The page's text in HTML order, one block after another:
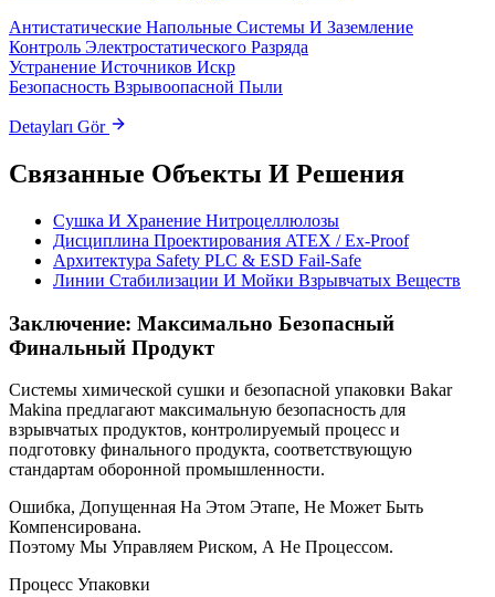
Антистатические Напольные Системы И Заземление
Контроль Электростатического Разряда
Устранение Источников Искр
Безопасность Взрывоопасной Пыли
Detayları Gör
Связанные Объекты И Решения
Сушка И Хранение Нитроцеллюлозы
Дисциплина Проектирования ATEX / Ex-Proof
Архитектура Safety PLC & ESD Fail-Safe
Линии Стабилизации И Мойки Взрывчатых Веществ
Заключение: Максимально Безопасный
Финальный Продукт
Системы химической сушки и безопасной упаковки Bakar
Makina предлагают максимальную безопасность для
взрывчатых продуктов, контролируемый процесс и
подготовку финального продукта, соответствующую
стандартам оборонной промышленности.
Ошибка, Допущенная На Этом Этапе, Не Может Быть
Компенсирована.
Поэтому Мы Управляем Риском, А Не Процессом.
Процесс Упаковки